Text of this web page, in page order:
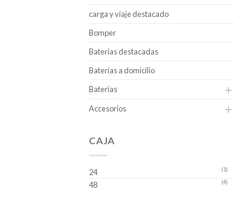
carga y viaje destacado
Bomper
Baterias destacadas
Baterias a domicilio
Baterías
Accesorios
CAJA
24 (1)
48 (4)